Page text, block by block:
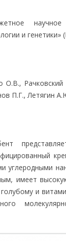
и
П.Г., Летягин
углеродными
имеет
и